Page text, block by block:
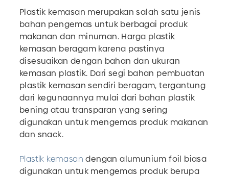
Plastik kemasan merupakan salah satu jenis
bahan pengemas untuk berbagai produk
makanan dan minuman. Harga plastik
kemasan beragam karena pastinya
disesuaikan dengan bahan dan ukuran
kemasan plastik. Dari segi bahan pembuatan
plastik kemasan sendiri beragam, tergantung
dari kegunaannya mulai dari bahan plastik
bening atau transparan yang sering
digunakan untuk mengemas produk makanan
dan snack.
Plastik kemasan dengan alumunium foil biasa
digunakan untuk mengemas produk berupa